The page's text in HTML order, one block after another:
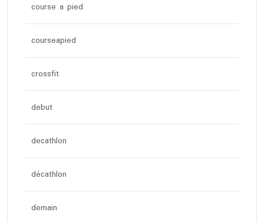
course a pied
courseapied
crossfit
debut
decathlon
décathlon
demain